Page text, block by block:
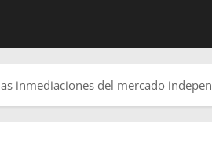
inmediaciones del mercado